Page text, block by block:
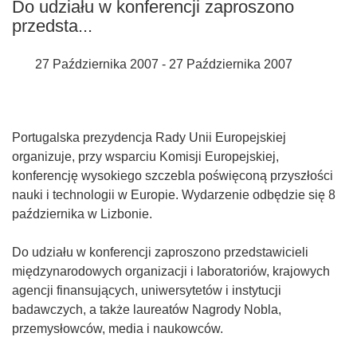
Do udziału w konferencji zaproszono
przedsta...
27 Października 2007 - 27 Października 2007
Portugalska prezydencja Rady Unii Europejskiej
organizuje, przy wsparciu Komisji Europejskiej,
konferencję wysokiego szczebla poświęconą przyszłości
nauki i technologii w Europie. Wydarzenie odbędzie się 8
października w Lizbonie.
Do udziału w konferencji zaproszono przedstawicieli
międzynarodowych organizacji i laboratoriów, krajowych
agencji finansujących, uniwersytetów i instytucji
badawczych, a także laureatów Nagrody Nobla,
przemysłowców, media i naukowców.